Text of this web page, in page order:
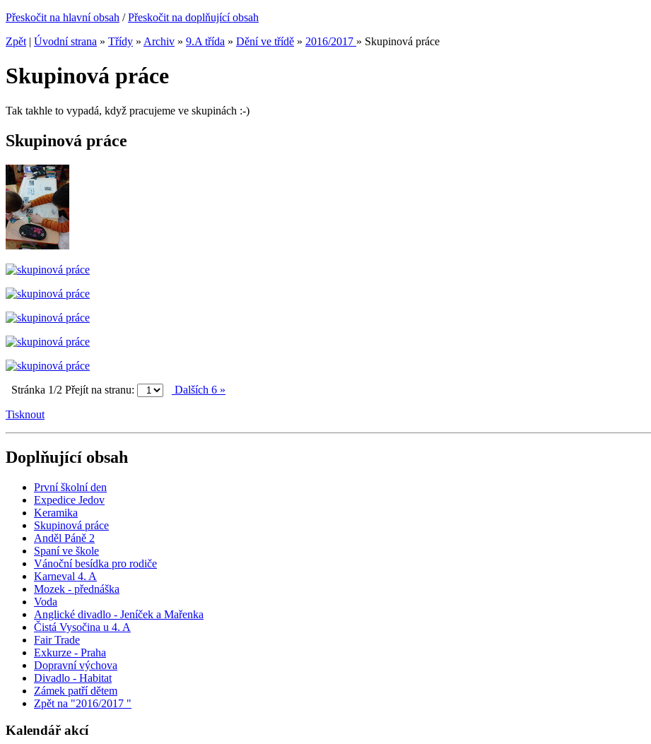
Přeskočit na hlavní obsah /Přeskočit na doplňující obsah
Zpět | Úvodní strana » Třídy » Archiv » 9.A třída » Dění ve třídě » 2016/2017 » Skupinová práce
Skupinová práce
Tak takhle to vypadá, když pracujeme ve skupinách :-)
Skupinová práce
Stránka 1/2 Přejít na stranu: Dalších 6 »
Tisknout
Doplňující obsah
První školní den
Expedice Jedov
Keramika
Skupinová práce
Anděl Páně 2
Spaní ve škole
Vánoční besídka pro rodiče
Karneval 4. A
Mozek - přednáška
Voda
Anglické divadlo - Jeníček a Mařenka
Čistá Vysočina u 4. A
Fair Trade
Exkurze - Praha
Dopravní výchova
Divadlo - Habitat
Zámek patří dětem
Zpět na "2016/2017 "
Kalendář akcí